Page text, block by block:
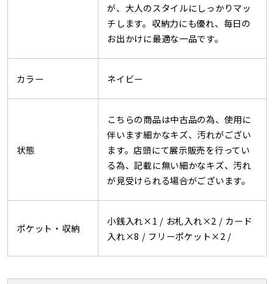
が、大人のスタイルにしっかりマッ
チします。収納力にも優れ、毎日の
お出かけに最適な一品です。
カラー ネイビー
状態
こちらの商品は中古品の為、使用に
伴います細かなキズ、汚れがござい
ます。店頭にて展示販売を行ってい
る為、記載に無い細かなキズ、汚れ
が見受けられる場合がございます。
ポケット・収納
小銭入れ×1 / お札入れ×2 / カード
入れ×8 / フリーポケット×2 /